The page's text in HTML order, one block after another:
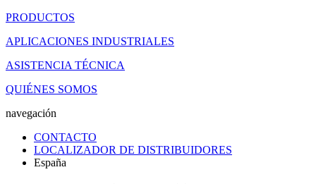
PRODUCTOS
APLICACIONES INDUSTRIALES
ASISTENCIA TÉCNICA
QUIÉNES SOMOS
navegación
CONTACTO
LOCALIZADOR DE DISTRIBUIDORES
España